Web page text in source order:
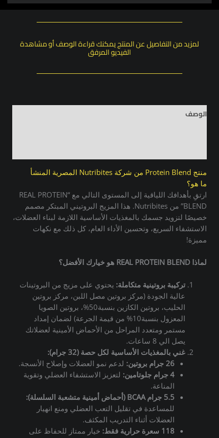
لمزيد من التفاصيل عن المنتج يمكنك قراءة الوصف أو مشاهدة
الفيديو المرفق
الوصف
منتج Protein Blend من شركة Nutribites المصرية المنشأ
ما هو؟
ارتقِ بأهدافك اللياقية إلى المستوى التالي مع “REAL PROTEIN
BLEND” من Nutribites. هذا المزيج البروتيني المبتكر مصمم
خصيصًا لتزويد جسمك بالمغذيات الأساسية اللازمة لبناء العضلات،
الاستشفاء السريع، وتحسين الأداء العام، كل ذلك مع نكهات
مميزة!
لماذا REAL PROTEIN BLEND هو خيارك الأفضل؟
تركيبة بروتينية متكاملة: يحتوي على مزيج من البروتينات
عالية الجودة (مركز بروتين مصل اللبن، مركز بروتين
الحليب، بروتين الكازين بنسبة50%، بروتين الصويا
المعزول بنسبة10% من قيمة الجرعة) لضمان إمداد
مستمر ومتعدد المراحل من الأحماض الأمينية لعضلاتك
يصل الي 8 ساعات.
غني بالمغذيات الأساسية لكل حصة (32 جرام):
26 جرام بروتين:
لدعم نمو العضلات وإصلاح الأنسجة.
4 جرام جلوتامين:
لتعزيز الاستشفاء العضلي وتقوية
المناعة.
5.5 جرام BCAA (أحماض أمينية متشعبة السلسلة):
للمساعدة في تقليل التعب العضلي ومنع انهيار
العضلات أثناء التدريب المكثف.
118 سعرة حرارية فقط:
خيار ممتاز للحفاظ على